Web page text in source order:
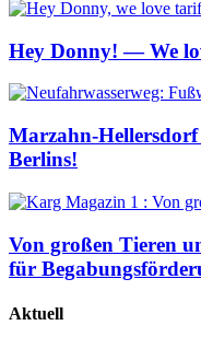
Hey Donny! — We
Marzahn-Hellersdorf
Berlins!
Von großen Tieren
für
Aktuell